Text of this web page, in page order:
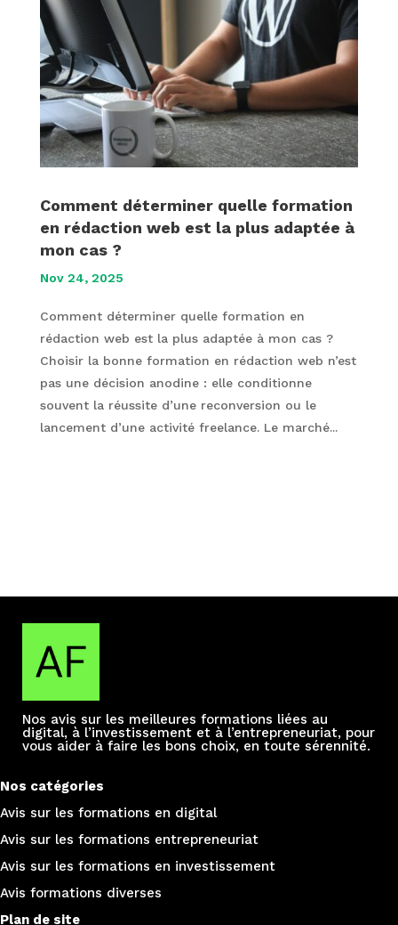
Comment déterminer quelle formation
en rédaction web est la plus adaptée à
mon cas ?
Nov 24, 2025
Comment déterminer quelle formation en
rédaction web est la plus adaptée à mon cas ?
Choisir la bonne formation en rédaction web n’est
pas une décision anodine : elle conditionne
souvent la réussite d’une reconversion ou le
lancement d’une activité freelance. Le marché...
Nos avis sur les meilleures formations liées au
digital, à l’investissement et à l’entrepreneuriat, pour
vous aider à faire les bons choix, en toute sérennité.
Nos catégories
Avis sur les formations en digital
Avis sur les formations entrepreneuriat
Avis sur les formations en investissement
Avis formations diverses
Plan de site